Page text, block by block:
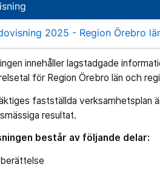
2025 - Region Örebro
innehåller lagstadgade
för Region Örebro län och
fastställda verksamhetsplan
resultat.
består av följande delar: